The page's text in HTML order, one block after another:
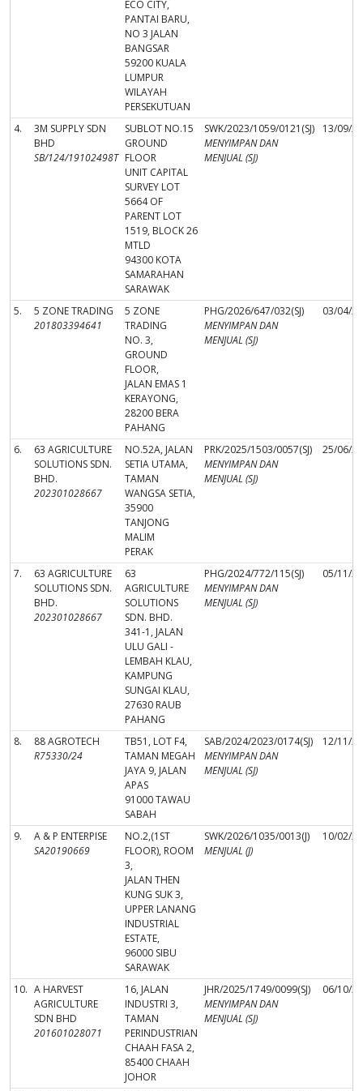
ECO CITY,
PANTAI BARU,
NO 3 JALAN
BANGSAR
59200 KUALA
LUMPUR
WILAYAH
PERSEKUTUAN
4.
3M SUPPLY SDN
BHD
SB/124/19102498T
SUBLOT NO.15
GROUND
FLOOR
UNIT CAPITAL
SURVEY LOT
5664 OF
PARENT LOT
1519, BLOCK 26
MTLD
94300 KOTA
SAMARAHAN
SARAWAK
SWK/2023/1059/0121(SJ)
MENYIMPAN DAN
MENJUAL (SJ)
13/09/
5.
5 ZONE TRADING
201803394641
5 ZONE
TRADING
NO. 3,
GROUND
FLOOR,
JALAN EMAS 1
KERAYONG,
28200 BERA
PAHANG
PHG/2026/647/032(SJ)
MENYIMPAN DAN
MENJUAL (SJ)
03/04/
6.
63 AGRICULTURE
SOLUTIONS SDN.
BHD.
202301028667
NO.52A, JALAN
SETIA UTAMA,
TAMAN
WANGSA SETIA,
35900
TANJONG
MALIM
PERAK
PRK/2025/1503/0057(SJ)
MENYIMPAN DAN
MENJUAL (SJ)
25/06/
7.
63 AGRICULTURE
SOLUTIONS SDN.
BHD.
202301028667
63
AGRICULTURE
SOLUTIONS
SDN. BHD.
341-1, JALAN
ULU GALI -
LEMBAH KLAU,
KAMPUNG
SUNGAI KLAU,
27630 RAUB
PAHANG
PHG/2024/772/115(SJ)
MENYIMPAN DAN
MENJUAL (SJ)
05/11/
8.
88 AGROTECH
R75330/24
TB51, LOT F4,
TAMAN MEGAH
JAYA 9, JALAN
APAS
91000 TAWAU
SABAH
SAB/2024/2023/0174(SJ)
MENYIMPAN DAN
MENJUAL (SJ)
12/11/
9.
A & P ENTERPISE
SA20190669
NO.2,(1ST
FLOOR), ROOM
3,
JALAN THEN
KUNG SUK 3,
UPPER LANANG
INDUSTRIAL
ESTATE,
96000 SIBU
SARAWAK
SWK/2026/1035/0013(J)
MENJUAL (J)
10/02/
10. A HARVEST
AGRICULTURE
SDN BHD
201601028071
16, JALAN
INDUSTRI 3,
TAMAN
PERINDUSTRIAN
CHAAH FASA 2,
85400 CHAAH
JOHOR
JHR/2025/1749/0099(SJ)
MENYIMPAN DAN
MENJUAL (SJ)
06/10/